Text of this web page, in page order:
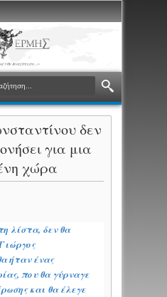
δεν
για μια
χώρα
λίστα, δεν θα
ήταν ένας
που θα γύρναγε
και θα έλεγε